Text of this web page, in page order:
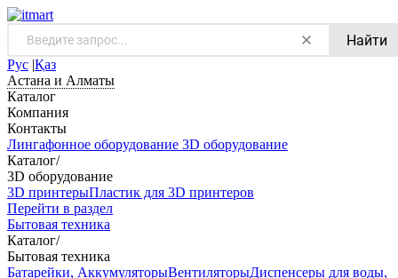
Найти
Рус |Қаз
Астана и Алматы
Каталог
Компания
Контакты
Лингафонное оборудование 3D оборудование
Каталог/
3D оборудование
3D принтерыПластик для 3D принтеров
Перейти в раздел
Бытовая техника
Каталог/
Бытовая техника
Батарейки, АккумуляторыВентиляторыДиспенсеры для воды,